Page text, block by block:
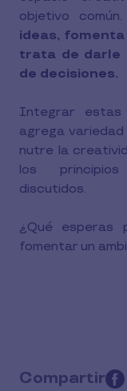
objetivo común.
ideas,
trata de darle
de decisiones.
Integrar estas
agrega variedad
nutre la
los principios
discutidos.
¿Qué esperas
fomentar un
Compartir